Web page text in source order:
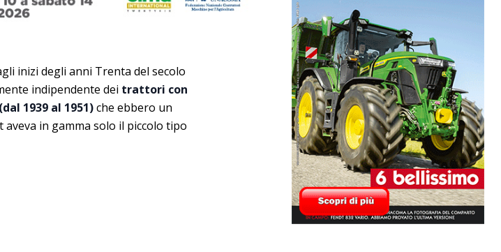
inizi degli anni Trenta del secolo
indipendente dei trattori con
1939 al 1951)che ebbero un
aveva in gamma solo il piccolo tipo